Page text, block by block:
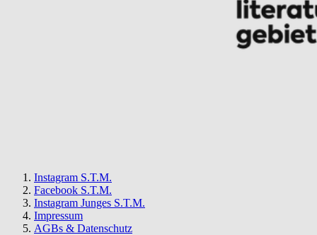
Instagram S.T.M.
Facebook S.T.M.
Instagram Junges S.T.M.
Impressum
AGBs & Datenschutz